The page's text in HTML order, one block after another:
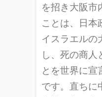
を招き大阪市
ことは、日本
イスラエルの
し、死の商人
とを世界に宣
です。直ちに